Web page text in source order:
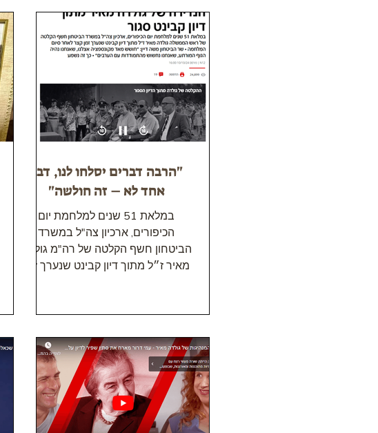
"הרבה דברים יסלחו לנו, דבר
אחד לא – זה חולשה"
במלאת 51 שנים למלחמת יום
הכיפורים, ארכיון צה"ל במשרד
הביטחון חשף הקלטה של רה"מ גולדה
מאיר ז״ל מתוך דיון קבינט שנערך זמן